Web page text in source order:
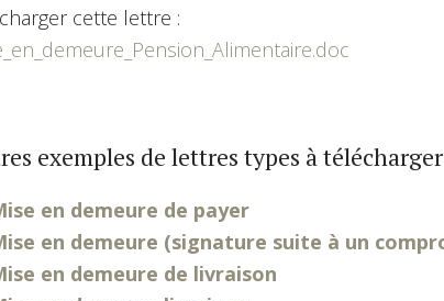
cette lettre :
exemples de lettres types à télécharger
en demeure de payer
en demeure (signature suite à un
en demeure de livraison